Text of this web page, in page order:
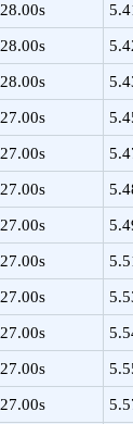
28.00s
28.00s
28.00s
27.00s
27.00s
27.00s
27.00s
27.00s
27.00s
27.00s
27.00s
27.00s